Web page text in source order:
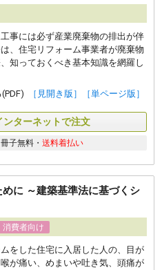
事には必ず産業廃棄物の排出が伴
、住宅リフォーム事業者が廃棄物
知っておくべき基本知識を網羅し
［見開き版］ ［単ページ版］
ンターネットで注文
冊子無料・送料着払い
に ～建築基準法に基づくシ
消費者向け
をした住宅に入居した人の、目が
が痛い、めまいや吐き気、頭痛が